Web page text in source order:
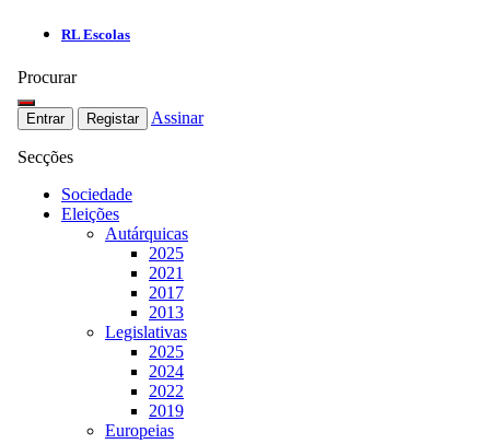
RL Escolas
Procurar
Entrar Registar Assinar
Secções
Sociedade
Eleições
Autárquicas
2025
2021
2017
2013
Legislativas
2025
2024
2022
2019
Europeias